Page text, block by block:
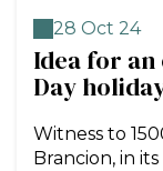
28 Oct 24
Idea for
Day
Witness to
Brancion, in